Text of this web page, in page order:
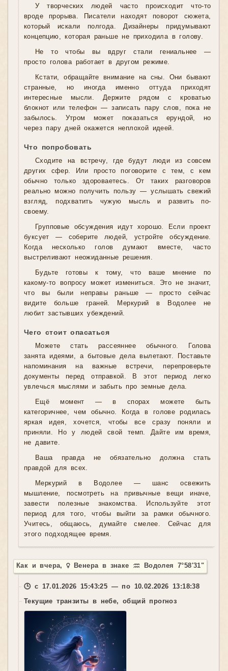
У творческих людей часто происходит что-то
вроде прорыва. Писатели находят поворот сюжета,
который искали полгода. Дизайнеры придумывают
концепцию, которая раньше не приходила в голову.
Не то чтобы вы вдруг стали гениальнее —
просто голова работает в другом режиме.
Кстати, обращайте внимание на сны. Они бывают
странные, но иногда именно оттуда приходят
интересные мысли. Держите рядом с кроватью
блокнот или телефон — записать пару слов, пока не
забылось. Утром может показаться ерундой, но
через пару дней окажется неплохой идеей.
Что попробовать
Сходите на встречу, где будут люди из совсем
других сфер. Или просто поговорите с тем, с кем
обычно только здороваетесь. От таких разговоров
реально можно получить пользу — услышать свежий
взгляд, подхватить чужую мысль и развить по-
своему.
Групповые обсуждения идут хорошо. Если проект
буксует — соберите людей, устройте обсуждение.
Когда несколько голов думают вместе, часто
выстреливают неожиданные решения.
Будьте готовы к тому, что ваше мнение по
какому-то вопросу может измениться. Это не значит,
что вы были неправы раньше — просто сейчас
видите больше граней. Меркурий в Водолее не
любит застывших убеждений.
Чего стоит опасаться
Можете стать рассеяннее обычного. Голова
занята идеями, а бытовые дела вылетают. Поставьте
напоминания на важные встречи, перепроверьте
документы перед отправкой. В этот период легко
увлечься мыслями и забыть про земные дела.
Ещё момент — в спорах можете быть
категоричнее, чем обычно. Когда в голове родилась
яркая идея, хочется, чтобы все сразу поняли и
приняли. Но у людей свой темп. Дайте им время,
не давите.
Ваша правда не обязательно должна стать
правдой для всех.
Меркурий в Водолее — шанс освежить
мышление, посмотреть на привычные вещи иначе,
завести полезные знакомства. Используйте этот
период для того, чтобы выйти за рамки обычного.
Учитесь, общаюсь, думайте смелее. Сейчас для
этого подходящее время.
Как и вчера, ♀ Венера в знаке ♒ Водолея 7°58'31"
🕒 с 17.01.2026 15:43:25 — по 10.02.2026 13:18:38
Текущие транзиты в небе, общий прогноз